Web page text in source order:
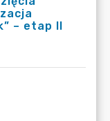
– etap II